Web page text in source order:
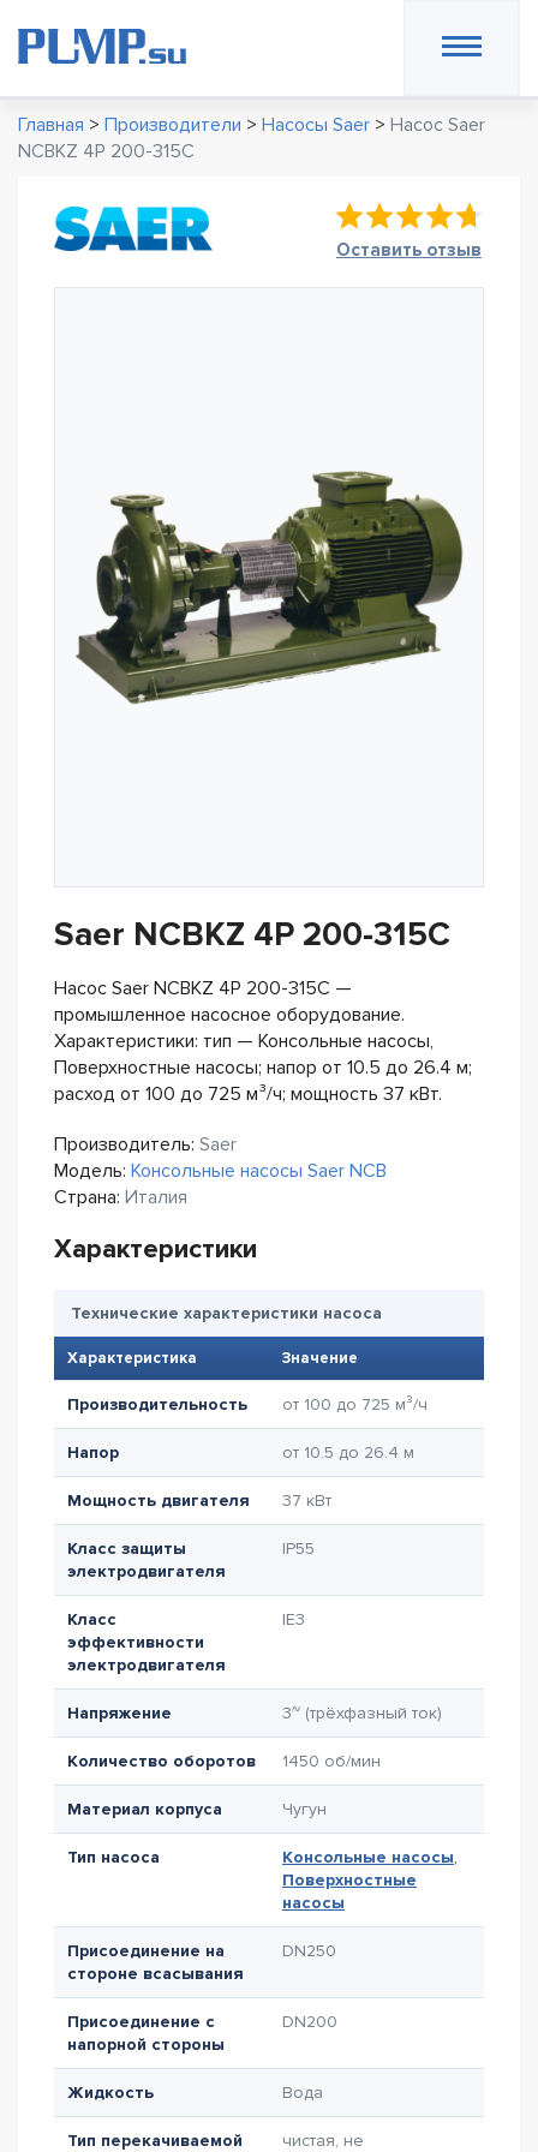
Главная > Производители > Насосы Saer > Насос Saer
NCBKZ 4P 200-315C
Оставить отзыв
Saer NCBKZ 4P 200-315C
Насос Saer NCBKZ 4P 200-315C —
промышленное насосное оборудование.
Характеристики: тип — Консольные насосы,
Поверхностные насосы; напор от 10.5 до 26.4 м;
расход от 100 до 725 м³/ч; мощность 37 кВт.
Производитель: Saer
Модель: Консольные насосы Saer NCB
Страна: Италия
Характеристики
Технические характеристики насоса
Характеристика Значение
Производительность от 100 до 725 м³/ч
Напор от 10.5 до 26.4 м
Мощность двигателя 37 кВт
Класс защиты
электродвигателя
IP55
Класс
эффективности
электродвигателя
IE3
Напряжение 3~ (трёхфазный ток)
Количество оборотов 1450 об/мин
Материал корпуса Чугун
Тип насоса Консольные насосы,
Поверхностные
насосы
Присоединение на
стороне всасывания
DN250
Присоединение с
напорной стороны
DN200
Жидкость Вода
Тип перекачиваемой чистая, не